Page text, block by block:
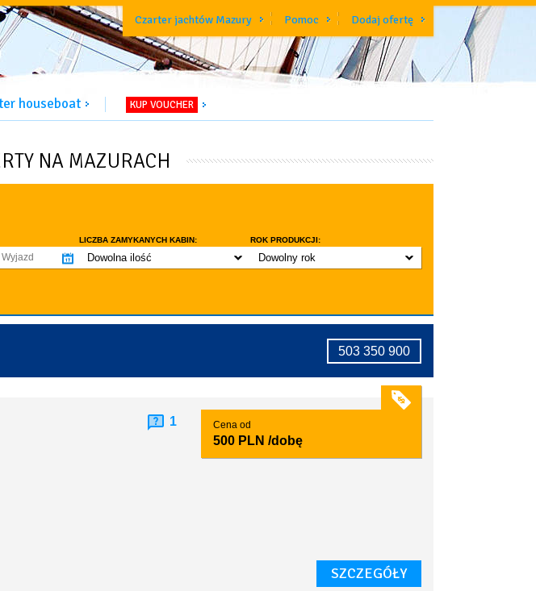
Czarter jachtów Mazury Pomoc Dodaj ofertę
houseboat KUP VOUCHER
NA MAZURACH
LICZBA ZAMYKANYCH KABIN:
Dowolna ilość
co najmniej 3
ROK PRODUKCJI:
Dowolny rok
do 10 lat
Flybridge
503 350 900
1 Cena od
500 PLN /dobę
SZCZEGÓŁY